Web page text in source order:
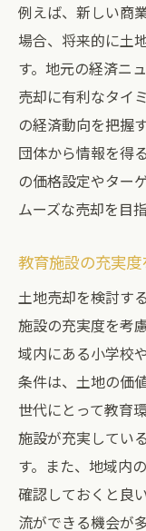
例えば、新しい商
場合、将来的に土
す。地元の経済ニ
売却に有利なタイ
の経済動向を把握
団体から情報を得
の価格設定やター
ムーズな売却を目
教育施設の充実度
土地売却を検討す
施設の充実度を考
域内にある小学校
条件は、土地の価
世代にとって教育
施設が充実してい
す。また、地域内
確認しておくと良
流ができる機会が